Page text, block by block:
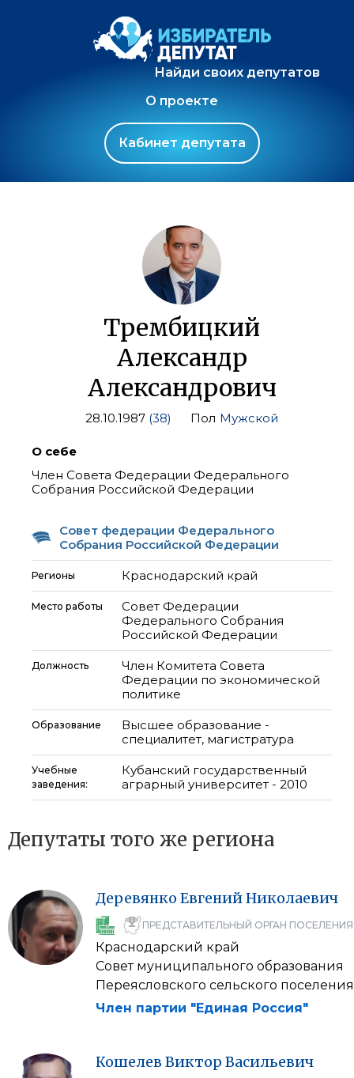
Найди своих депутатов
О проекте
Кабинет депутата
Трембицкий
Александр
Александрович
28.10.1987 (38) Пол Мужской
О себе
Член Совета Федерации Федерального
Собрания Российской Федерации
Совет федерации Федерального
Собрания Российской Федерации
Регионы Краснодарский край
Место работы
Совет Федерации
Федерального Собрания
Российской Федерации
Должность
Член Комитета Совета
Федерации по экономической
политике
Образование
Высшее образование -
специалитет, магистратура
Учебные
заведения:
Кубанский государственный
аграрный университет - 2010
Депутаты того же региона
Деревянко ЕвгенийНиколаевич
ПРЕДСТАВИТЕЛЬНЫЙ ОРГАН ПОСЕЛЕНИЯ
Краснодарский край
Совет муниципального образования
Переясловского сельского поселения
Член партии "Единая Россия"
Кошелев Виктор Васильевич